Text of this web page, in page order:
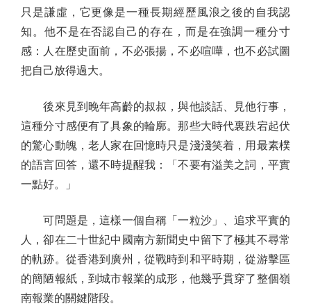
只是謙虛，它更像是一種長期經歷風浪之後的自我認
知。他不是在否認自己的存在，而是在強調一種分寸
感：人在歷史面前，不必張揚，不必喧嘩，也不必試圖
把自己放得過大。
後來見到晚年高齡的叔叔，與他談話、見他行事，
這種分寸感便有了具象的輪廓。那些大時代裏跌宕起伏
的驚心動魄，老人家在回憶時只是淺淺笑着，用最素樸
的語言回答，還不時提醒我：「不要有溢美之詞，平實
一點好。」
可問題是，這樣一個自稱「一粒沙」、追求平實的
人，卻在二十世紀中國南方新聞史中留下了極其不尋常
的軌跡。從香港到廣州，從戰時到和平時期，從游擊區
的簡陋報紙，到城市報業的成形，他幾乎貫穿了整個嶺
南報業的關鍵階段。